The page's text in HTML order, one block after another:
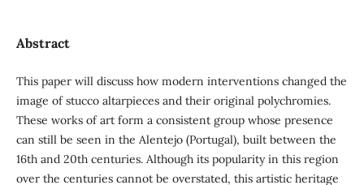
Abstract
This paper will discuss how modern interventions changed the
image of stucco altarpieces and their original polychromies.
These works of art form a consistent group whose presence
can still be seen in the Alentejo (Portugal), built between the
16th and 20th centuries. Although its popularity in this region
over the centuries cannot be overstated, this artistic heritage